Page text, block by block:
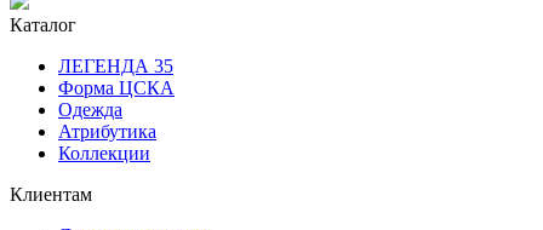
Каталог
ЛЕГЕНДА 35
Форма ЦСКА
Одежда
Атрибутика
Коллекции
Клиентам